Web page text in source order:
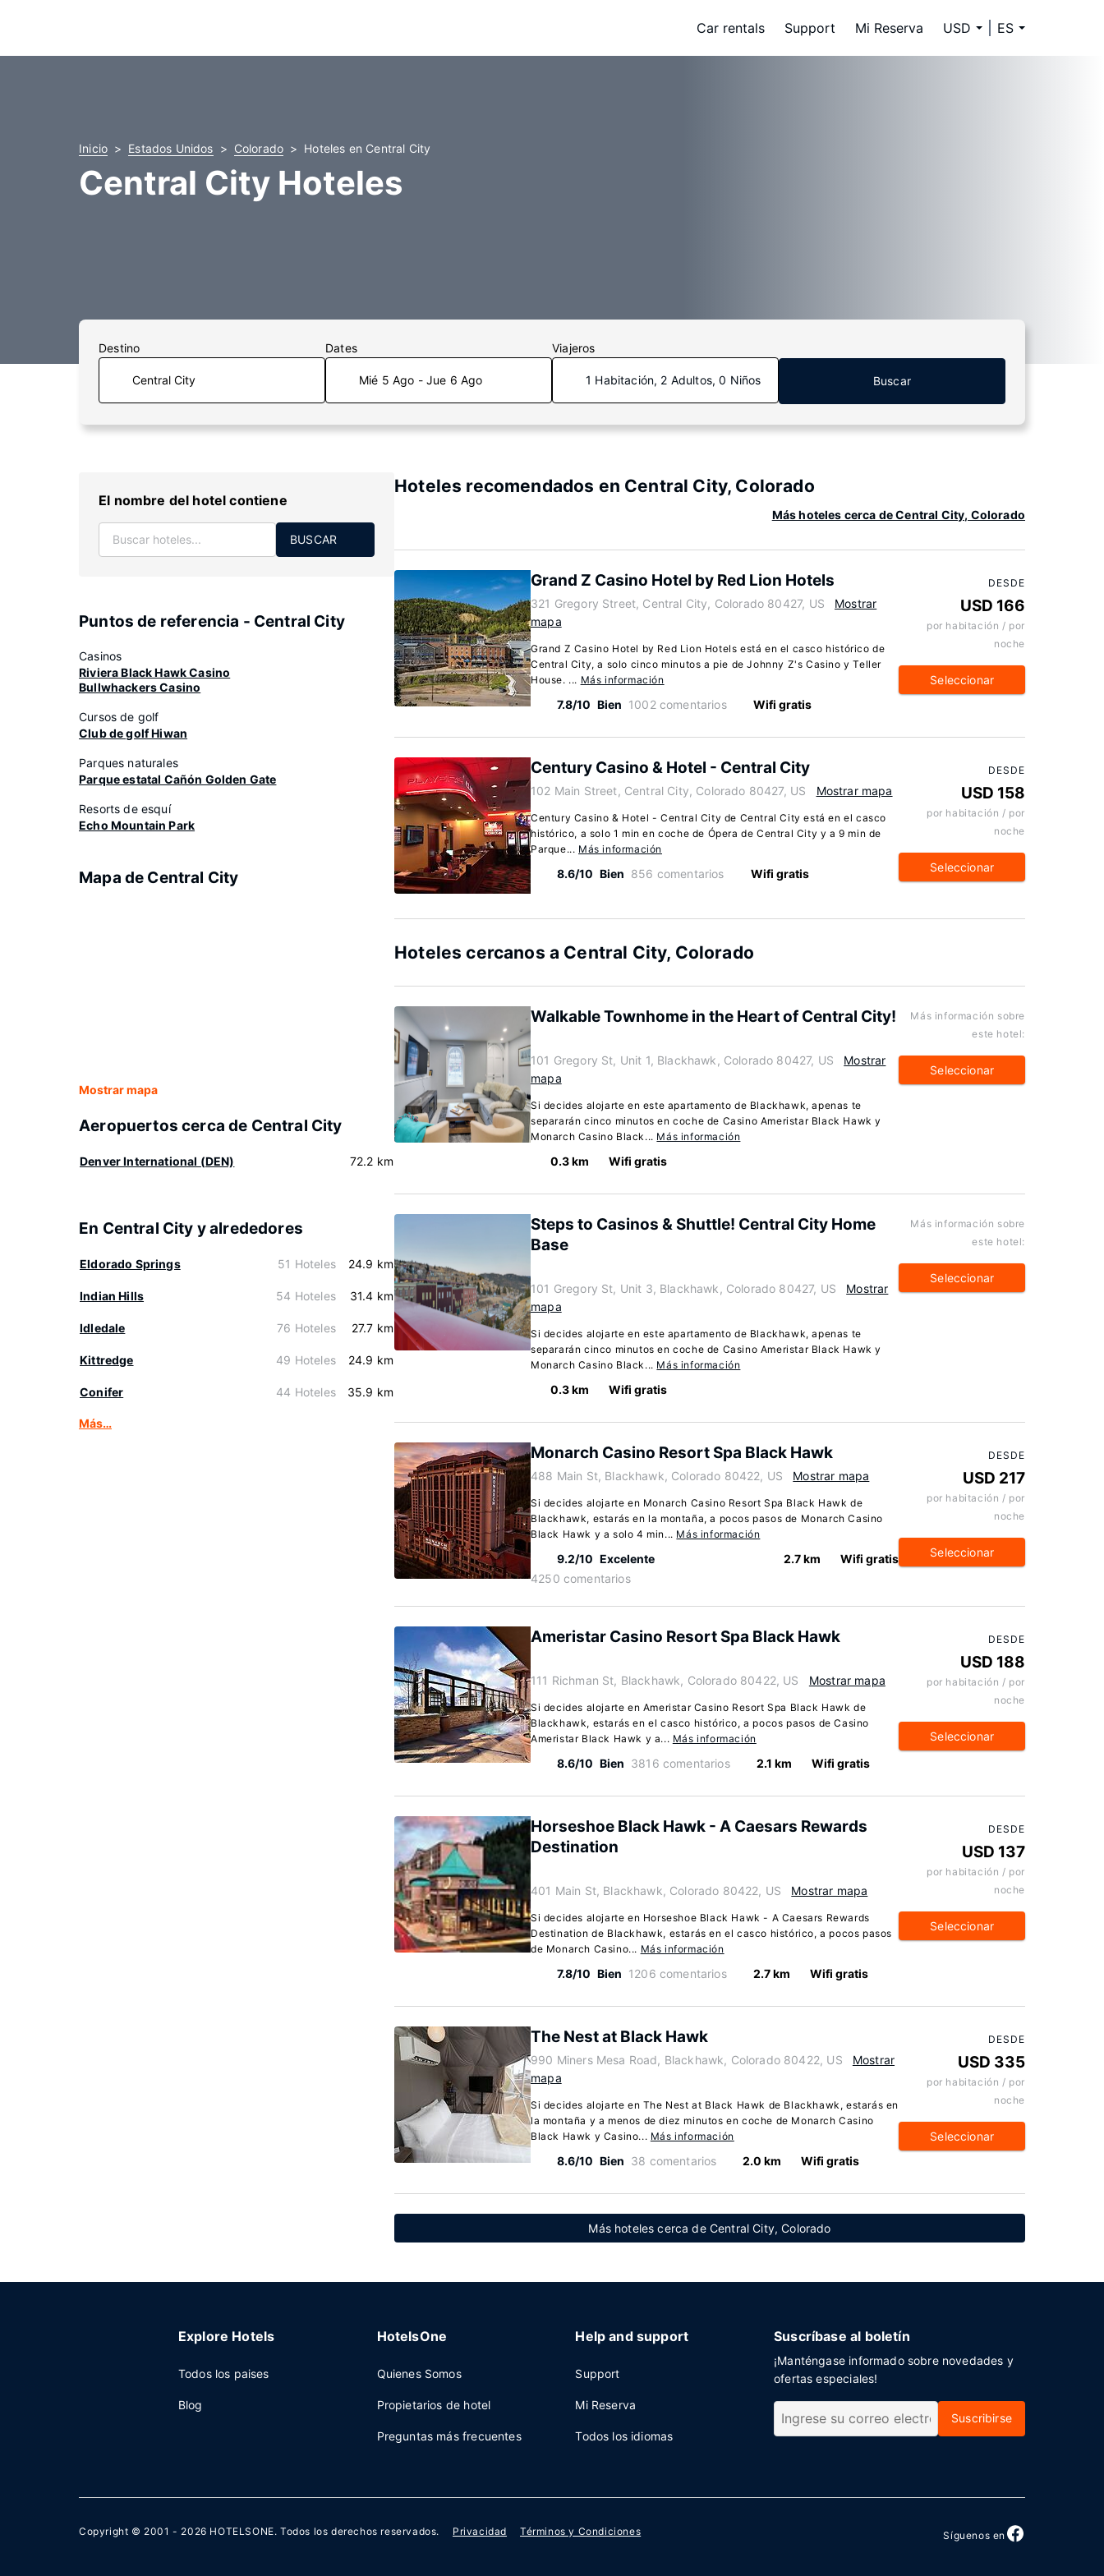
Car rentals Support Mi Reserva USD ES
Inicio Estados Unidos Colorado Hoteles en Central City
Central City Hoteles
Destino Dates
Mié 5 Ago - Jue 6 Ago
Viajeros
1 Habitación, 2 Adultos, 0 Niños Buscar
El nombre del hotel contiene
BUSCAR
Puntos de referencia - Central City
Casinos
Riviera Black Hawk Casino
Bullwhackers Casino
Cursos de golf
Club de golf Hiwan
Parques naturales
Parque estatal Cañón Golden Gate
Resorts de esquí
Echo Mountain Park
Mapa de Central City
Mostrar mapa
Aeropuertos cerca de Central City
Denver International (DEN) 72.2 km
En Central City y alrededores
Eldorado Springs 51 Hoteles 24.9 km
Indian Hills 54 Hoteles 31.4 km
Idledale 76 Hoteles 27.7 km
Kittredge 49 Hoteles 24.9 km
Conifer 44 Hoteles 35.9 km
Más…
Hoteles recomendados en Central City, Colorado
Más hoteles cerca de Central City, Colorado
Grand Z Casino Hotel by Red Lion Hotels
321 Gregory Street, Central City, Colorado 80427, US
Mostrar
mapa
Grand Z Casino Hotel by Red Lion Hotels está en el casco histórico de
Central City, a solo cinco minutos a pie de Johnny Z's Casino y Teller
House. ... Más información
7.8/10 Bien 1002 comentarios Wifi gratis
DESDE
USD 166
por habitación / por
noche
Seleccionar
Century Casino & Hotel - Central City
102 Main Street, Central City, Colorado 80427, US Mostrar mapa
Century Casino & Hotel - Central City de Central City está en el casco
histórico, a solo 1 min en coche de Ópera de Central City y a 9 min de
Parque... Más información
8.6/10 Bien 856 comentarios Wifi gratis
DESDE
USD 158
por habitación / por
noche
Seleccionar
Hoteles cercanos a Central City, Colorado
Walkable Townhome in the Heart of Central City!
101 Gregory St, Unit 1, Blackhawk, Colorado 80427, US
Mostrar
mapa
Si decides alojarte en este apartamento de Blackhawk, apenas te
separarán cinco minutos en coche de Casino Ameristar Black Hawk y
Monarch Casino Black... Más información
0.3 km Wifi gratis
Más información sobre
este hotel:
Seleccionar
Steps to Casinos & Shuttle! Central City Home
Base
101 Gregory St, Unit 3, Blackhawk, Colorado 80427, US
Mostrar
mapa
Si decides alojarte en este apartamento de Blackhawk, apenas te
separarán cinco minutos en coche de Casino Ameristar Black Hawk y
Monarch Casino Black... Más información
0.3 km Wifi gratis
Más información sobre
este hotel:
Seleccionar
Monarch Casino Resort Spa Black Hawk
488 Main St, Blackhawk, Colorado 80422, US Mostrar mapa
Si decides alojarte en Monarch Casino Resort Spa Black Hawk de
Blackhawk, estarás en la montaña, a pocos pasos de Monarch Casino
Black Hawk y a solo 4 min... Más información
9.2/10 Excelente
4250 comentarios
2.7 km Wifi gratis
DESDE
USD 217
por habitación / por
noche
Seleccionar
Ameristar Casino Resort Spa Black Hawk
111 Richman St, Blackhawk, Colorado 80422, US Mostrar mapa
Si decides alojarte en Ameristar Casino Resort Spa Black Hawk de
Blackhawk, estarás en el casco histórico, a pocos pasos de Casino
Ameristar Black Hawk y a... Más información
8.6/10 Bien 3816 comentarios 2.1 km Wifi gratis
DESDE
USD 188
por habitación / por
noche
Seleccionar
Horseshoe Black Hawk - A Caesars Rewards
Destination
401 Main St, Blackhawk, Colorado 80422, US Mostrar mapa
Si decides alojarte en Horseshoe Black Hawk - A Caesars Rewards
Destination de Blackhawk, estarás en el casco histórico, a pocos pasos
de Monarch Casino... Más información
7.8/10 Bien 1206 comentarios 2.7 km Wifi gratis
DESDE
USD 137
por habitación / por
noche
Seleccionar
The Nest at Black Hawk
990 Miners Mesa Road, Blackhawk, Colorado 80422, US
Mostrar
mapa
Si decides alojarte en The Nest at Black Hawk de Blackhawk, estarás en
la montaña y a menos de diez minutos en coche de Monarch Casino
Black Hawk y Casino... Más información
8.6/10 Bien 38 comentarios 2.0 km Wifi gratis
DESDE
USD 335
por habitación / por
noche
Seleccionar
Más hoteles cerca de Central City, Colorado
Explore Hotels
Todos los paises
Blog
HotelsOne
Quienes Somos
Propietarios de hotel
Preguntas más frecuentes
Help and support
Support
Mi Reserva
Todos los idiomas
Suscríbase al boletín
¡Manténgase informado sobre novedades y
ofertas especiales!
Suscribirse
Copyright © 2001 - 2026 HOTELSONE. Todos los derechos reservados. Privacidad Términos y Condiciones Síguenos en